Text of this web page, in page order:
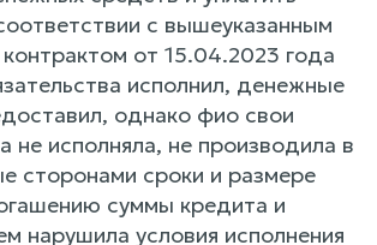
с вышеуказанным
от 15.04.2023 года
исполнил, денежные
однако фио свои
не исполняла, не производила в
сторонами сроки и размере
суммы кредита и
нарушила условия исполнения